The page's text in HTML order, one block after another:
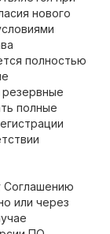
нового
полностью
полные
Соглашению
или через